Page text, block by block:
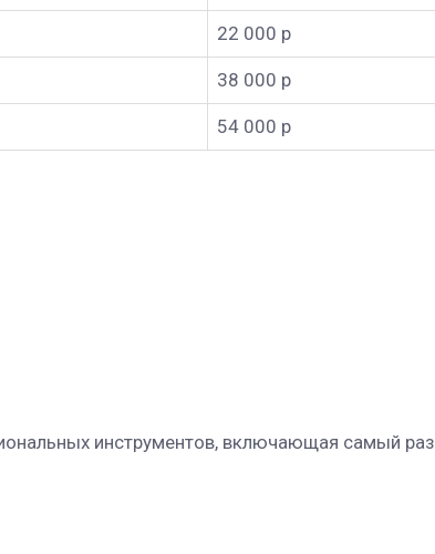
22 000 р
38 000 р
54 000 р
инструментов, включающая самый